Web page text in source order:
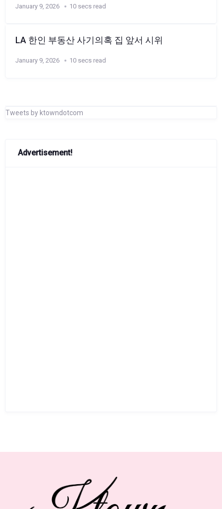
January 9, 2026 10 secs read
LA 한인 부동산 사기의혹 집 앞서 시위
January 9, 2026 10 secs read
Tweets by ktowndotcom
Advertisement!